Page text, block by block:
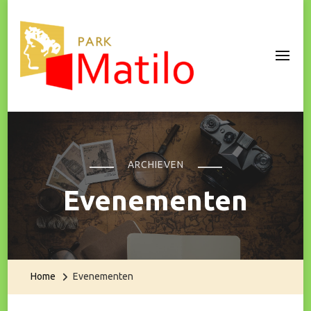
Park Matilo
ARCHIEVEN
Evenementen
Home Evenementen